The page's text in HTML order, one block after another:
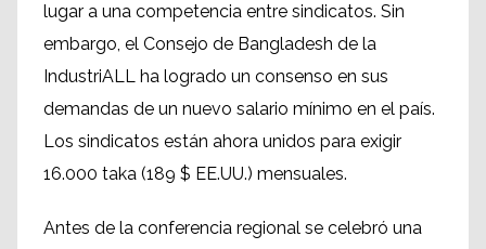
lugar a una competencia entre sindicatos. Sin
embargo, el Consejo de Bangladesh de la
IndustriALL ha logrado un consenso en sus
demandas de un nuevo salario mínimo en el país.
Los sindicatos están ahora unidos para exigir
16.000 taka (189 $ EE.UU.) mensuales.
Antes de la conferencia regional se celebró una